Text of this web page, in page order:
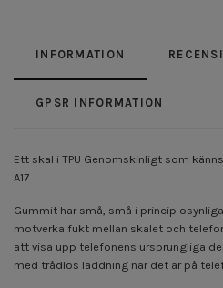
INFORMATION
GPSR INFORMATION
Ett skal i TPU Genomskinligt som
A17
Gummit har små, små i princip
motverka fukt mellan skalet och
att visa upp telefonens ursprungliga
med trådlös laddning när det är på